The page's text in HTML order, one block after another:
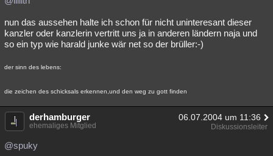
nun das aussehen halte ich schon für nicht uninteresant dieser
kanzler oder kanzlerin vertritt uns ja in anderen ländern naja und
so ein typ wie harald junke wär net so der brüller:-)
der sinn des lebens:
die zeichen des schicksals erkennen,und den weg zu gott finden
derhamburger 06.07.2004 um 11:36
ehemaliges Mitglied Diskussionsleiter
@spuky